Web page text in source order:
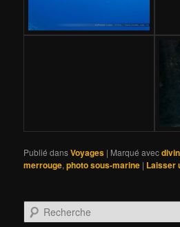
Publié dansVoyages | Marqué avec
merrouge,photo sous-marine | Laisser
e